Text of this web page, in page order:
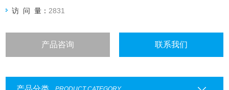
访 问 量： 2831
产品咨询 联系我们